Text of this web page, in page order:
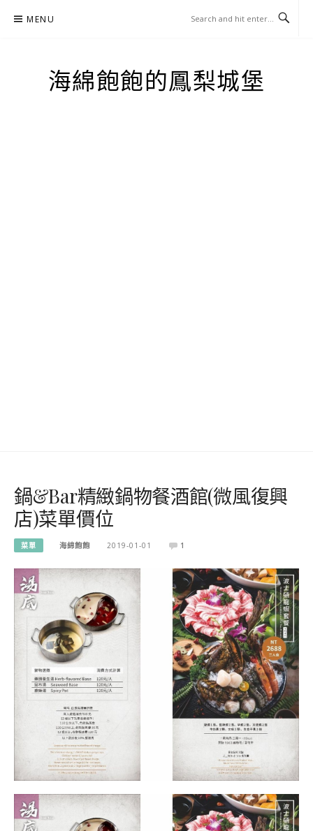
MENU
海綿飽飽的鳳梨城堡
鍋&Bar精緻鍋物餐酒館(微風復興
店)菜單價位
菜單 海綿飽飽 2019-01-01 1